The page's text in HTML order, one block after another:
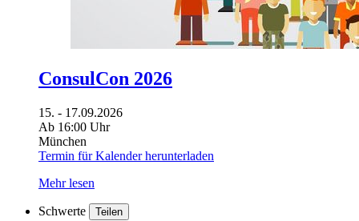
ConsulCon 2026
15. - 17.09.2026
Ab 16:00 Uhr
München
Termin für Kalender herunterladen
Mehr lesen
Schwerte Teilen